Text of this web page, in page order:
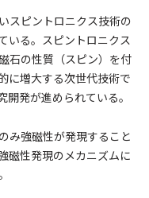
スピントロニクス技術の
いる。スピントロニクス
石の性質（スピン）を付
に増大する次世代技術で
発が進められている。
み強磁性が発現すること
磁性発現のメカニズムに